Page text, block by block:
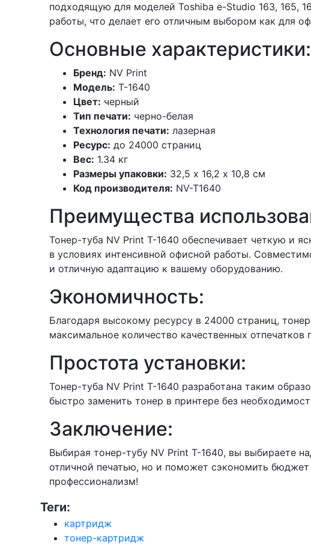
подходящую для моделей Toshiba e-Studio 163, 165,
работы, что делает его отличным выбором как для
Основные характеристики:
Бренд: NV Print
Модель: T-1640
Цвет: черный
Тип печати: черно-белая
Технология печати: лазерная
Ресурс: до 24000 страниц
Вес: 1.34 кг
Размеры упаковки: 32,5 х 16,2 х 10,8 см
Код производителя: NV-T1640
Преимущества
Тонер-туба NV Print T-1640 обеспечивает четкую и
в условиях интенсивной офисной работы.
и отличную адаптацию к вашему оборудованию.
Экономичность:
Благодаря высокому ресурсу в 24000 страниц,
максимальное количество качественных
Простота установки:
Тонер-туба NV Print T-1640 разработана таким
быстро заменить тонер в принтере без
Заключение:
Выбирая тонер-тубу NV Print T-1640, вы выбираете
отличной печатью, но и поможет сэкономить
профессионализм!
Теги:
картридж
тонер-картридж